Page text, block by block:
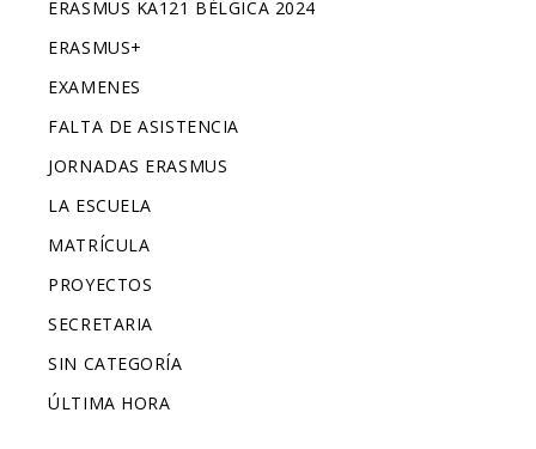
ERASMUS KA121 BÉLGICA 2024
ERASMUS+
EXAMENES
FALTA DE ASISTENCIA
JORNADAS ERASMUS
LA ESCUELA
MATRÍCULA
PROYECTOS
SECRETARIA
SIN CATEGORÍA
ÚLTIMA HORA